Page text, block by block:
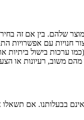
שלהם. בין אם זה
חנויות עם אפשרויות
ערכות בישול
משוב, רעיונות או
בבעלותנו. אם